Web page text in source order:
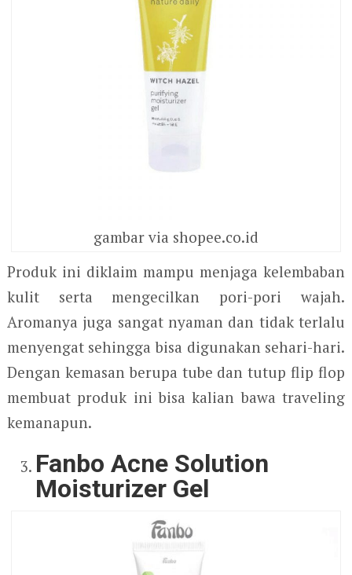
gambar via shopee.co.id
Produk ini diklaim mampu menjaga kelembaban
kulit serta mengecilkan pori-pori wajah.
Aromanya juga sangat nyaman dan tidak terlalu
menyengat sehingga bisa digunakan sehari-hari.
Dengan kemasan berupa tube dan tutup flip flop
membuat produk ini bisa kalian bawa traveling
kemanapun.
Fanbo Acne Solution
Moisturizer Gel